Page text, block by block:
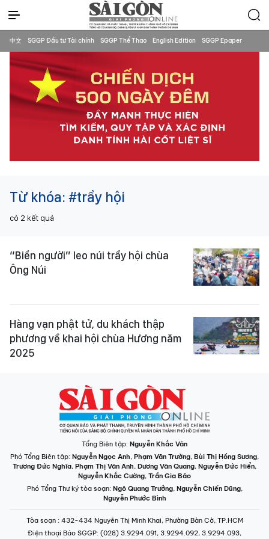
中文 SGGP Đầu tư Tài chính SGGP Thể Thao English Edition SGGP Epaper
Từ khóa: #trẩy hội
có 2 kết quả
“Biển người” leo núi trẩy hội chùa
Ông Núi
Hàng vạn phật tử, du khách thập
phương về khai hội chùa Hương năm
2025
Tổng Biên tập: Nguyễn Khắc Văn
Phó Tổng Biên tập: Nguyễn Ngọc Anh, Phạm Văn Trường, Bùi Thị Hồng Sương,
Trương Đức Nghĩa, Phạm Thị Vân Anh, Dương Văn Quang, Nguyễn Đức Hiển,
Nguyễn Khắc Cường, Trần Gia Bảo
Phó Tổng Thư ký tòa soạn: Ngô Quang Trưởng, Nguyễn Chiến Dũng,
Nguyễn Phước Bình
Tòa soạn : 432-434 Nguyễn Thị Minh Khai, Phường Bàn Cờ, TP.HCM
Điện thoại Báo SGGP: (028) 3.9294.091, 3.9294.092, 3.9294.093,